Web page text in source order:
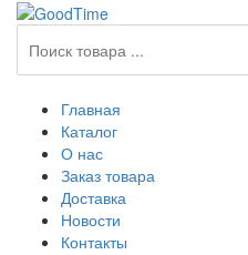
Главная
Каталог
О нас
Заказ товара
Доставка
Новости
Контакты